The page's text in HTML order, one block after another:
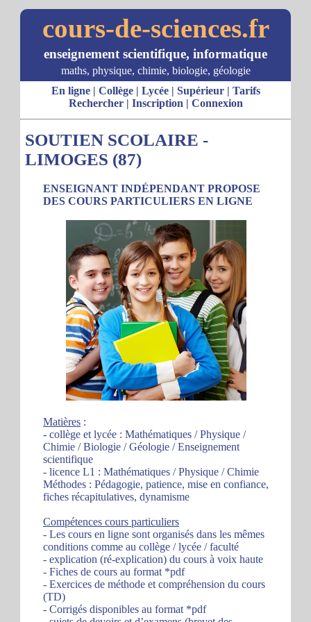
cours-de-sciences.fr
enseignement scientifique, informatique
maths, physique, chimie, biologie, géologie
En ligne| Collège| Lycée| Supérieur| Tarifs
Rechercher| Inscription | Connexion
SOUTIEN SCOLAIRE -
LIMOGES (87)
ENSEIGNANT INDÉPENDANT PROPOSE
DES COURS PARTICULIERS EN LIGNE
Matières :
- collège et lycée : Mathématiques / Physique /
Chimie / Biologie / Géologie / Enseignement
scientifique
- licence L1 : Mathématiques / Physique / Chimie
Méthodes : Pédagogie, patience, mise en confiance,
fiches récapitulatives, dynamisme
Compétences cours particuliers
- Les cours en ligne sont organisés dans les mêmes
conditions comme au collège / lycée / faculté
- explication (ré-explication) du cours à voix haute
- Fiches de cours au format *pdf
- Exercices de méthode et compréhension du cours
(TD)
- Corrigés disponibles au format *pdf